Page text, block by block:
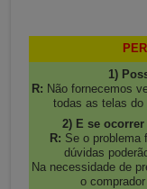
1)
R: Não fornecemos
todas as telas do
2) E se
R: Se o problema
dúvidas
Na necessidade de
o